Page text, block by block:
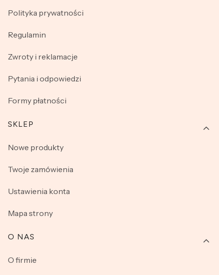
Polityka prywatności
Regulamin
Zwroty i reklamacje
Pytania i odpowiedzi
Formy płatności
SKLEP
Nowe produkty
Twoje zamówienia
Ustawienia konta
Mapa strony
O NAS
O firmie